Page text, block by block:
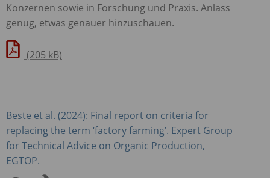
Konzernen sowie in Forschung und Praxis. Anlass
genug, etwas genauer hinzuschauen.
(205 kB)
Beste et al. (2024): Final report on criteria for
replacing the term ‘factory farming’. Expert Group
for Technical Advice on Organic Production,
EGTOP.